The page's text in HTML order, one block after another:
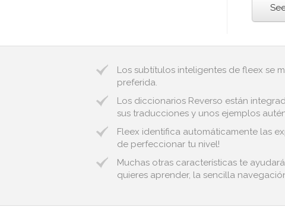
Los subtítulos inteligentes de fleex se
preferida.
Los diccionarios Reverso están
sus traducciones y unos ejemplos
Fleex identifica automáticamente las
de perfeccionar tu nivel!
Muchas otras características te
quieres aprender, la sencilla